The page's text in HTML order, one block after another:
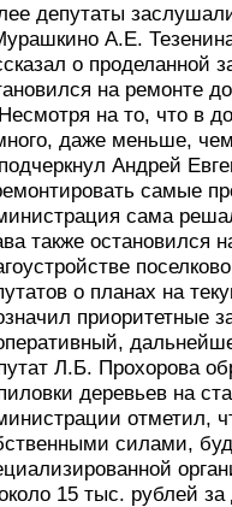
депутаты
А.Е.
о проделанной
на ремонте
на то, что в
даже меньше,
Андрей
самые
сама
также остановился
о планах на
приоритетные
Л.Б. Прохорова
деревьев на
отметил,
силами,
15 тыс. рублей за